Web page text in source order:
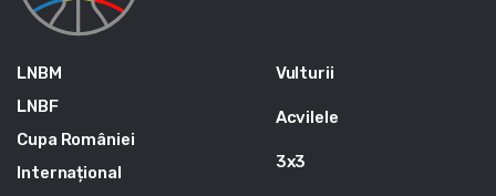
LNBM
LNBF
Cupa României
Internațional
Vulturii
Acvilele
3x3